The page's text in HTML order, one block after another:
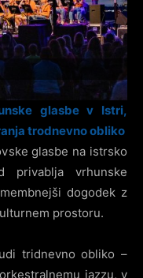
glasbe v Istri,
trodnevno obliko
glasbe na istrsko
privablja vrhunske
dogodek z
prostoru.
tridnevno obliko –
jazzu, v